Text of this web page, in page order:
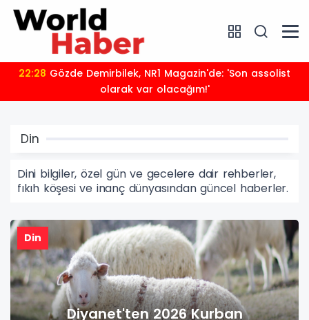
22:28
olarak var olacağım!'
Din
Dini bilgiler, özel gün ve gecelere dair rehberler,
fıkıh köşesi ve inanç dünyasından güncel haberler.
Din